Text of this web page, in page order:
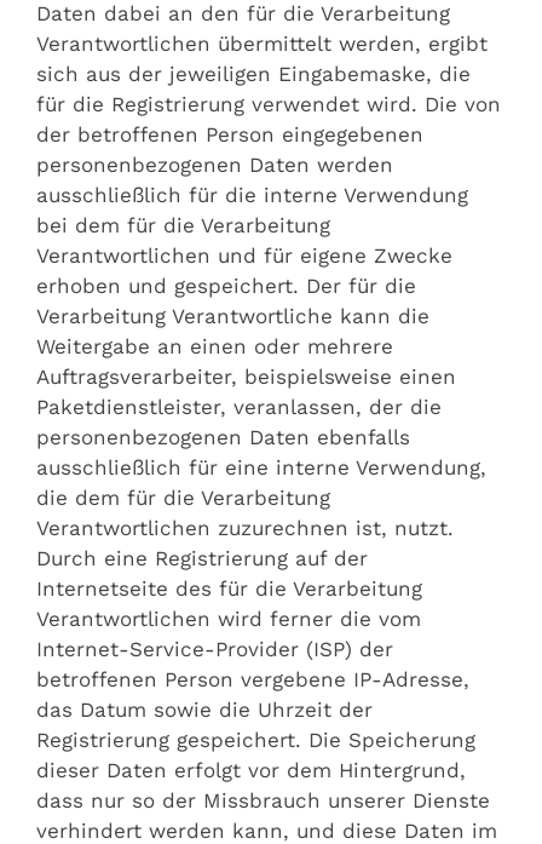
Daten dabei an den für die Verarbeitung
Verantwortlichen übermittelt werden, ergibt
sich aus der jeweiligen Eingabemaske, die
für die Registrierung verwendet wird. Die von
der betroffenen Person eingegebenen
personenbezogenen Daten werden
ausschließlich für die interne Verwendung
bei dem für die Verarbeitung
Verantwortlichen und für eigene Zwecke
erhoben und gespeichert. Der für die
Verarbeitung Verantwortliche kann die
Weitergabe an einen oder mehrere
Auftragsverarbeiter, beispielsweise einen
Paketdienstleister, veranlassen, der die
personenbezogenen Daten ebenfalls
ausschließlich für eine interne Verwendung,
die dem für die Verarbeitung
Verantwortlichen zuzurechnen ist, nutzt.
Durch eine Registrierung auf der
Internetseite des für die Verarbeitung
Verantwortlichen wird ferner die vom
Internet-Service-Provider (ISP) der
betroffenen Person vergebene IP-Adresse,
das Datum sowie die Uhrzeit der
Registrierung gespeichert. Die Speicherung
dieser Daten erfolgt vor dem Hintergrund,
dass nur so der Missbrauch unserer Dienste
verhindert werden kann, und diese Daten im